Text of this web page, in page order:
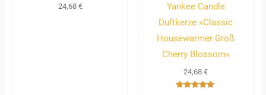
24,68 €
Yankee Candle
Duftkerze »Classic
Housewarmer Groß
Cherry Blossom«
24,68€